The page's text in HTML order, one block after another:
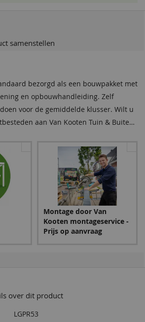
samenstellen
bezorgd als een bouwpakket met
en opbouwhandleiding. Zelf
voor de gemiddelde klusser. Wilt u
aan Van Kooten Tuin & Buiten
deze optie en wij nemen na bestelling
een aanbod en planning. Meer weten
over onze montageservice.
Montage door Van
Kooten montageservice -
Prijs op aanvraag
over dit product
LGPR53